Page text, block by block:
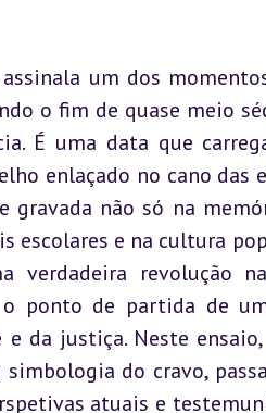
um dos
o fim de quase meio
É uma data que
enlaçado no cano
gravada não só na
escolares e na cultura
revolução
e da justiça. Neste
do cravo,
atuais e